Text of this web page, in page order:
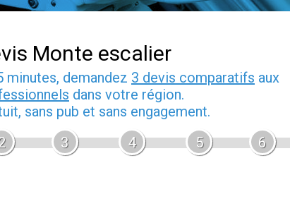
Monte escalier
minutes, demandez 3 devis comparatifs aux
dans votre région.
sans pub et sans engagement.
3 4 5 6